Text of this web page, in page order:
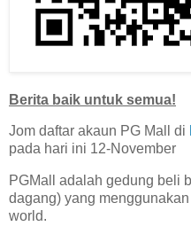
Berita baik untuk semua!
Jom daftar akaun PG Mall di
pada hari ini 12-November
PGMall adalah gedung beli
dagang) yang
world.